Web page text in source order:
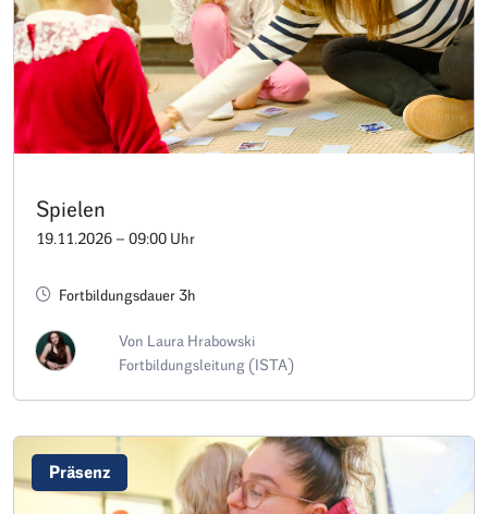
Spielen
19.11.2026 – 09:00 Uhr
Fortbildungsdauer 3h
Von Laura Hrabowski
Fortbildungsleitung (ISTA)
Präsenz